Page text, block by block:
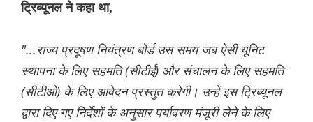
ट्रिब्यूनल ने कहा था,
"...राज्य प्रदूषण नियंत्रण बोर्ड उस समय जब ऐसी यूनिट
स्थापना के लिए सहमति (सीटीई) और संचालन के लिए सहमति
(सीटीओ) के लिए आवेदन प्रस्तुत करेगी। उन्हें इस ट्रिब्यूनल
द्वारा दिए गए निर्देशों के अनुसार पर्यावरण मंजूरी लेने के लिए